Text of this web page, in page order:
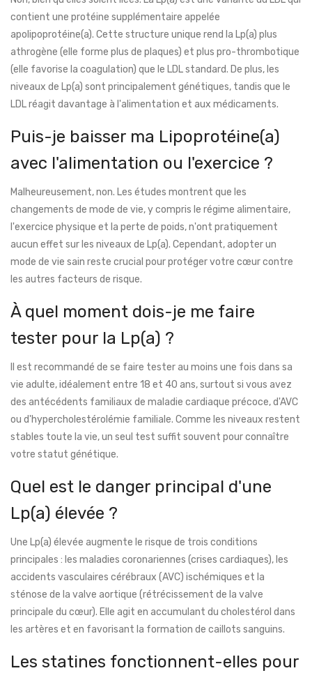
contient une protéine supplémentaire appelée
apolipoprotéine(a). Cette structure unique rend la Lp(a) plus
athrogène (elle forme plus de plaques) et plus pro-thrombotique
(elle favorise la coagulation) que le LDL standard. De plus, les
niveaux de Lp(a) sont principalement génétiques, tandis que le
LDL réagit davantage à l'alimentation et aux médicaments.
Puis-je baisser ma Lipoprotéine(a)
avec l'alimentation ou l'exercice ?
Malheureusement, non. Les études montrent que les
changements de mode de vie, y compris le régime alimentaire,
l'exercice physique et la perte de poids, n'ont pratiquement
aucun effet sur les niveaux de Lp(a). Cependant, adopter un
mode de vie sain reste crucial pour protéger votre cœur contre
les autres facteurs de risque.
À quel moment dois-je me faire
tester pour la Lp(a) ?
Il est recommandé de se faire tester au moins une fois dans sa
vie adulte, idéalement entre 18 et 40 ans, surtout si vous avez
des antécédents familiaux de maladie cardiaque précoce, d'AVC
ou d'hypercholestérolémie familiale. Comme les niveaux restent
stables toute la vie, un seul test suffit souvent pour connaître
votre statut génétique.
Quel est le danger principal d'une
Lp(a) élevée ?
Une Lp(a) élevée augmente le risque de trois conditions
principales : les maladies coronariennes (crises cardiaques), les
accidents vasculaires cérébraux (AVC) ischémiques et la
sténose de la valve aortique (rétrécissement de la valve
principale du cœur). Elle agit en accumulant du cholestérol dans
les artères et en favorisant la formation de caillots sanguins.
Les statines fonctionnent-elles pour